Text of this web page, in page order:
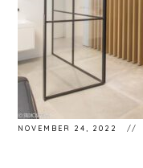
NOVEMBER 24, 2022